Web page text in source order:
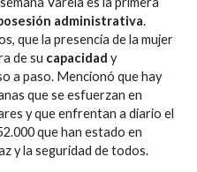
administrativa.
que la presencia de la mujer
de su capacidad y
a paso. Mencionó que hay
que se esfuerzan en
y que enfrentan a diario el
que han estado en
y la seguridad de todos.